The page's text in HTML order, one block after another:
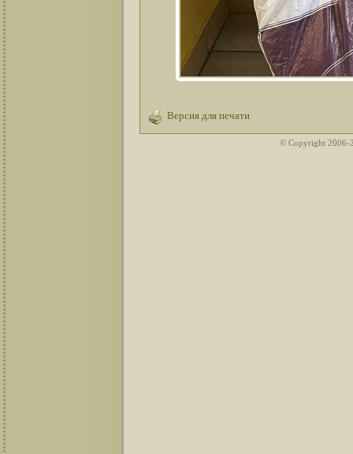
Версия для печати
© Copyright 2006-